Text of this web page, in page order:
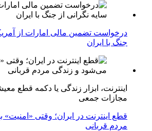
درخواست تضمین مالی امارات از
جنگ با ایران
اینترنت، ابزار زندگی یا دکمه قطع
مجازات جمعی
قطع اینترنت در ایران؛ وقتی
مردم قربانی